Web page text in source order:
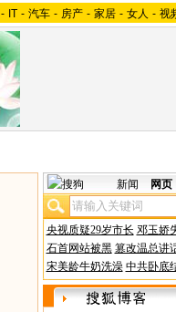
- IT - 汽车 - 房产 - 家居 - 女人 - 视
新闻 网页
央视质疑29岁市长 邓玉娇
石首网站被黑 篡改温总讲
宋美龄牛奶洗澡 中共卧底